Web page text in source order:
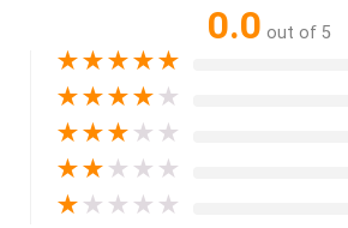
0.0 out of 5
★★★★★
★★★★ ★
★★★ ★ ★
★★ ★ ★ ★
★ ★ ★ ★ ★